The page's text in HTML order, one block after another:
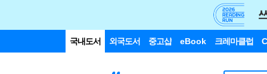
국내도서 외국도서 중고샵 eBook 크레마클럽